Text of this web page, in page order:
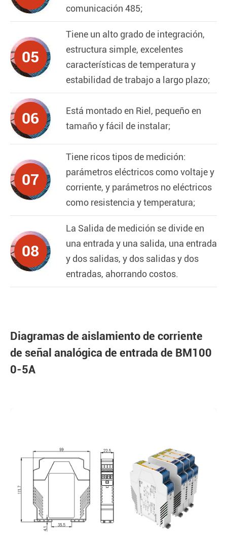
comunicación 485;
05
Tiene un alto grado de integración,
estructura simple, excelentes
características de temperatura y
estabilidad de trabajo a largo plazo;
06
Está montado en Riel, pequeño en
tamaño y fácil de instalar;
07
Tiene ricos tipos de medición:
parámetros eléctricos como voltaje y
corriente, y parámetros no eléctricos
como resistencia y temperatura;
08
La Salida de medición se divide en
una entrada y una salida, una entrada
y dos salidas, y dos salidas y dos
entradas, ahorrando costos.
Diagramas de aislamiento de corriente
de señal analógica de entrada de BM100
0-5A